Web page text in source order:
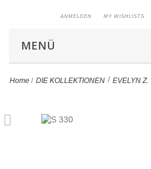
MY WISHLISTS
ANMELDEN
MENÜ
Home / DIE KOLLEKTIONEN > EVELYN Z.